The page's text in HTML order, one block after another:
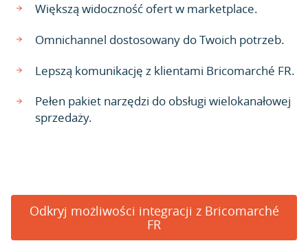
Większą widoczność ofert w marketplace.
Omnichannel dostosowany do Twoich potrzeb.
Lepszą komunikację z klientami Bricomarché FR.
Pełen pakiet narzędzi do obsługi wielokanałowej
sprzedaży.
Odkryj możliwości integracji z Bricomarché
FR